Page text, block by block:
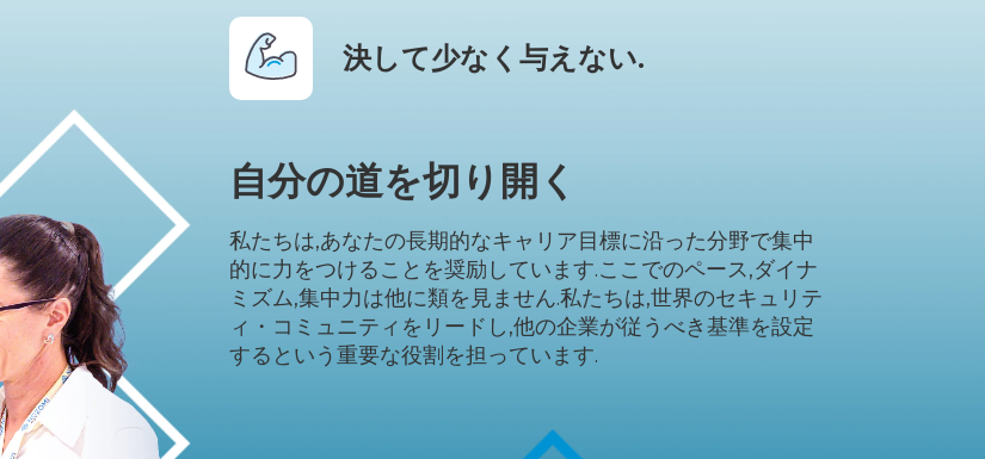
決して少なく与えない.
自分の道を切り開く
私たちは,あなたの長期的なキャリア目標に沿った分野で集中
的に力をつけることを奨励しています.ここでのペース,ダイナ
ミズム,集中力は他に類を見ません.私たちは,世界のセキュリテ
ィ・コミュニティをリードし,他の企業が従うべき基準を設定
するという重要な役割を担っています.